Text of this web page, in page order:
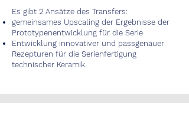
Es gibt 2 Ansätze des Transfers:
gemeinsames Upscaling der Ergebnisse der
Prototypenentwicklung für die Serie
Entwicklung innovativer und passgenauer
Rezepturen für die Serienfertigung
technischer Keramik